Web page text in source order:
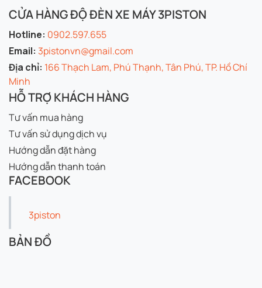
CỬA HÀNG ĐỘ ĐÈN XE MÁY 3PISTON
Hotline: 0902.597.655
Email: 3pistonvn@gmail.com
Địa chỉ: 166 Thạch Lam, Phú Thạnh, Tân Phú, TP. Hồ Chí
Minh
HỖ TRỢ KHÁCH HÀNG
Tư vấn mua hàng
Tư vấn sử dụng dịch vụ
Hướng dẫn đặt hàng
Hướng dẫn thanh toán
FACEBOOK
3piston
BẢN ĐỒ